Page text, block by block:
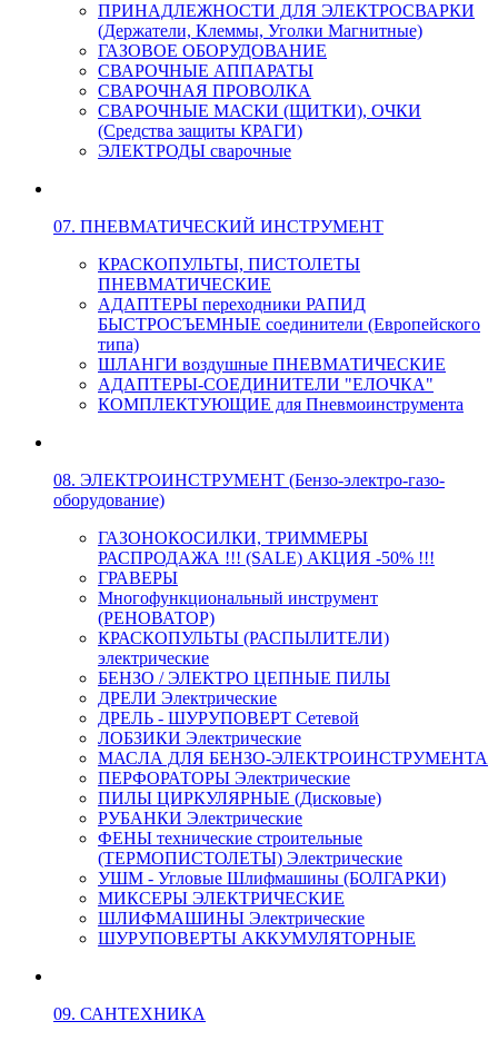
ПРИНАДЛЕЖНОСТИ ДЛЯ ЭЛЕКТРОСВАРКИ
(Держатели, Клеммы, Уголки Магнитные)
ГАЗОВОЕ ОБОРУДОВАНИЕ
СВАРОЧНЫЕ АППАРАТЫ
СВАРОЧНАЯ ПРОВОЛКА
СВАРОЧНЫЕ МАСКИ (ЩИТКИ), ОЧКИ
(Средства защиты КРАГИ)
ЭЛЕКТРОДЫ сварочные
07. ПНЕВМАТИЧЕСКИЙ ИНСТРУМЕНТ
КРАСКОПУЛЬТЫ, ПИСТОЛЕТЫ
ПНЕВМАТИЧЕСКИЕ
АДАПТЕРЫ переходники РАПИД
БЫСТРОСЪЕМНЫЕ соединители (Европейского
типа)
ШЛАНГИ воздушные ПНЕВМАТИЧЕСКИЕ
АДАПТЕРЫ-СОЕДИНИТЕЛИ "ЕЛОЧКА"
КОМПЛЕКТУЮЩИЕ для Пневмоинструмента
08. ЭЛЕКТРОИНСТРУМЕНТ (Бензо-электро-газо-
оборудование)
ГАЗОНОКОСИЛКИ, ТРИММЕРЫ
РАСПРОДАЖА !!! (SALE) АКЦИЯ -50% !!!
ГРАВЕРЫ
Многофункциональный инструмент
(РЕНОВАТОР)
КРАСКОПУЛЬТЫ (РАСПЫЛИТЕЛИ)
электрические
БЕНЗО / ЭЛЕКТРО ЦЕПНЫЕ ПИЛЫ
ДРЕЛИ Электрические
ДРЕЛЬ - ШУРУПОВЕРТ Сетевой
ЛОБЗИКИ Электрические
МАСЛА ДЛЯ БЕНЗО-ЭЛЕКТРОИНСТРУМЕНТА
ПЕРФОРАТОРЫ Электрические
ПИЛЫ ЦИРКУЛЯРНЫЕ (Дисковые)
РУБАНКИ Электрические
ФЕНЫ технические строительные
(ТЕРМОПИСТОЛЕТЫ) Электрические
УШМ - Угловые Шлифмашины (БОЛГАРКИ)
МИКСЕРЫ ЭЛЕКТРИЧЕСКИЕ
ШЛИФМАШИНЫ Электрические
ШУРУПОВЕРТЫ АККУМУЛЯТОРНЫЕ
09. САНТЕХНИКА